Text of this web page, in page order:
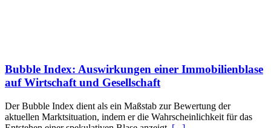
Bubble Index: Auswirkungen einer Immobilienblase
auf Wirtschaft und Gesellschaft
Der Bubble Index dient als ein Maßstab zur Bewertung der
aktuellen Marktsituation, indem er die Wahrscheinlichkeit für das